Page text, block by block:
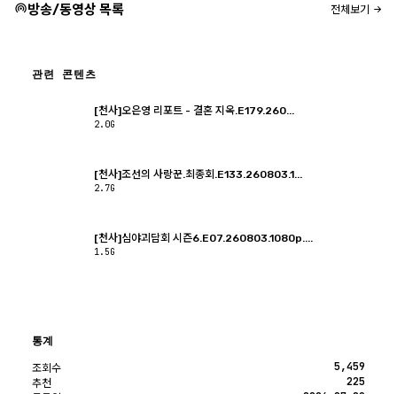
방송/동영상 목록 전체보기
관련 콘텐츠
[천사]오은영 리포트 - 결혼 지옥.E179.260...
2.0G
[천사]조선의 사랑꾼.최종회.E133.260803.1...
2.7G
[천사]심야괴담회 시즌6.E07.260803.1080p....
1.5G
통계
조회수 5,459
추천 225